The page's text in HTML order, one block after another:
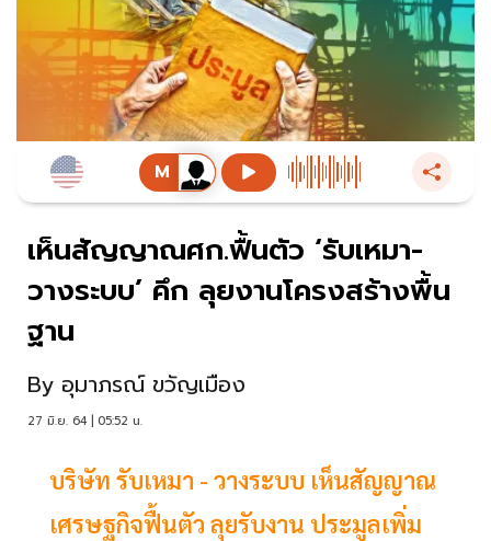
เห็นสัญญาณศก.ฟื้นตัว ‘รับเหมา-
วางระบบ’ คึก ลุยงานโครงสร้างพื้น
ฐาน
By อุมาภรณ์ ขวัญเมือง
27 มิ.ย. 64 | 05:52 น.
บริษัท รับเหมา - วางระบบ เห็นสัญญาณ
เศรษฐกิจฟื้นตัว ลุยรับงาน ประมูลเพิ่ม